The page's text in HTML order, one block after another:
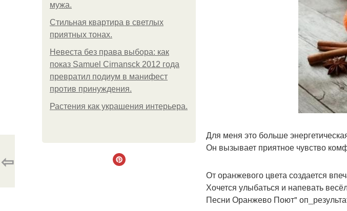
мужа.
Стильная квартира в светлых
приятных тонах.
Невеста без права выбора: как
показ Samuel Cirnansck 2012 года
превратил подиум в манифест
против принуждения.
Растения как украшения интерьера.
Для меня это больше
Он вызывает приятное чувство
От оранжевого цвета создается
Хочется улыбаться и напевать
Песни Оранжево Поют"
⇦